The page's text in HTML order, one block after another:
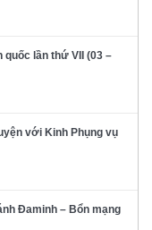
quốc lần thứ VII (03 –
với Kinh Phụng vụ
Đaminh – Bổn mạng